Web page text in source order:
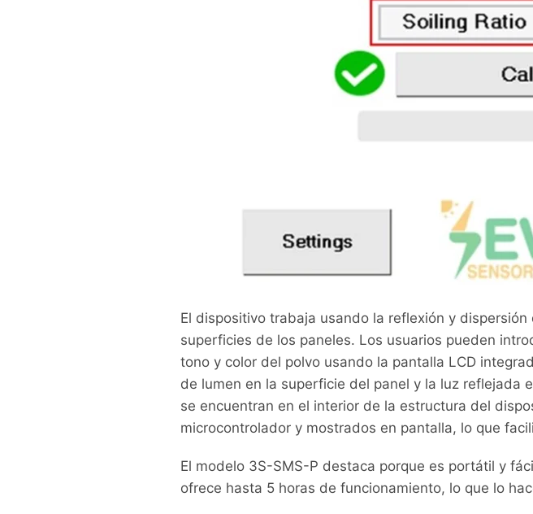
El dispositivo trabaja usando la reflexión y
superficies de los paneles. Los usuarios pueden
tono y color del polvo usando la pantalla LCD
de lumen en la superficie del panel y la luz reflejada
se encuentran en el interior de la estructura del
microcontrolador y mostrados en pantalla, lo que
El modelo 3S-SMS-P destaca porque es portátil y
ofrece hasta 5 horas de funcionamiento, lo que lo